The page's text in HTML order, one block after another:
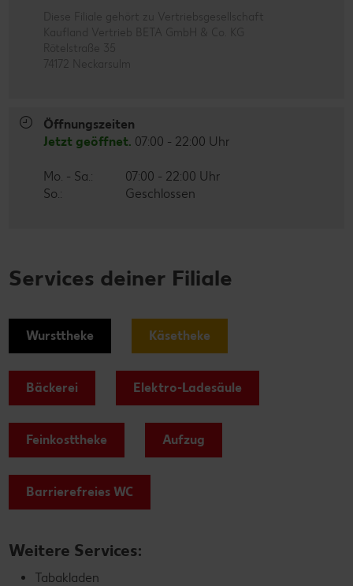
Diese Filiale gehört zu Vertriebsgesellschaft
Kaufland Vertrieb BETA GmbH & Co. KG
Rötelstraße 35
74172 Neckarsulm
Öffnungszeiten
Jetzt geöffnet. 07:00 - 22:00 Uhr
Mo. - Sa.:
07:00 - 22:00 Uhr
So.:
Geschlossen
Services deiner Filiale
Wursttheke Käsetheke
Bäckerei Elektro-Ladesäule
Feinkosttheke Aufzug
Barrierefreies WC
Weitere Services:
Tabakladen